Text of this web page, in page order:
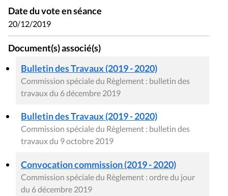
Date du vote en séance
20/12/2019
Document(s) associé(s)
Bulletin des Travaux (2019 - 2020)
Commission spéciale du Règlement : bulletin des
travaux du 6 décembre 2019
Bulletin des Travaux (2019 - 2020)
Commission spéciale du Règlement : bulletin des
travaux du 9 octobre 2019
Convocation commission (2019 - 2020)
Commission spéciale du Règlement : ordre du jour
du 6 décembre 2019